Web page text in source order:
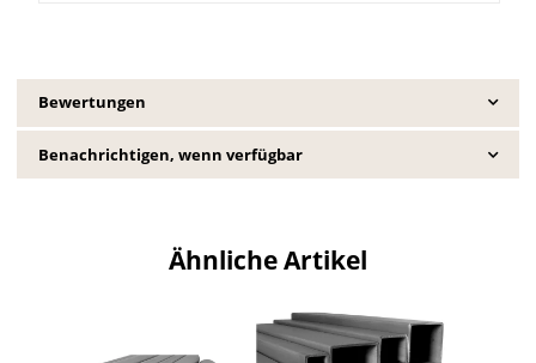
Bewertungen
Benachrichtigen, wenn verfügbar
Ähnliche Artikel